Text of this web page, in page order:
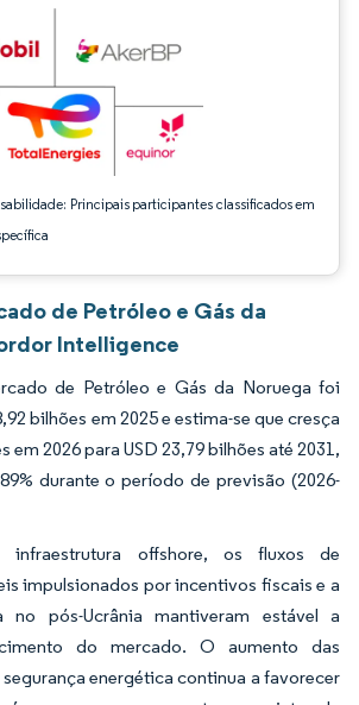
Principais participantes classificados em
de Petróleo e Gás da
Intelligence
de Petróleo e Gás da Noruega foi
bilhões em 2025 e estima-se que cresça
em 2026 para USD 23,79 bilhões até 2031,
durante o período de previsão (2026-
offshore, os fluxos de
impulsionados por incentivos fiscais e a
no pós-Ucrânia mantiveram estável a
do mercado. O aumento das
energética continua a favorecer